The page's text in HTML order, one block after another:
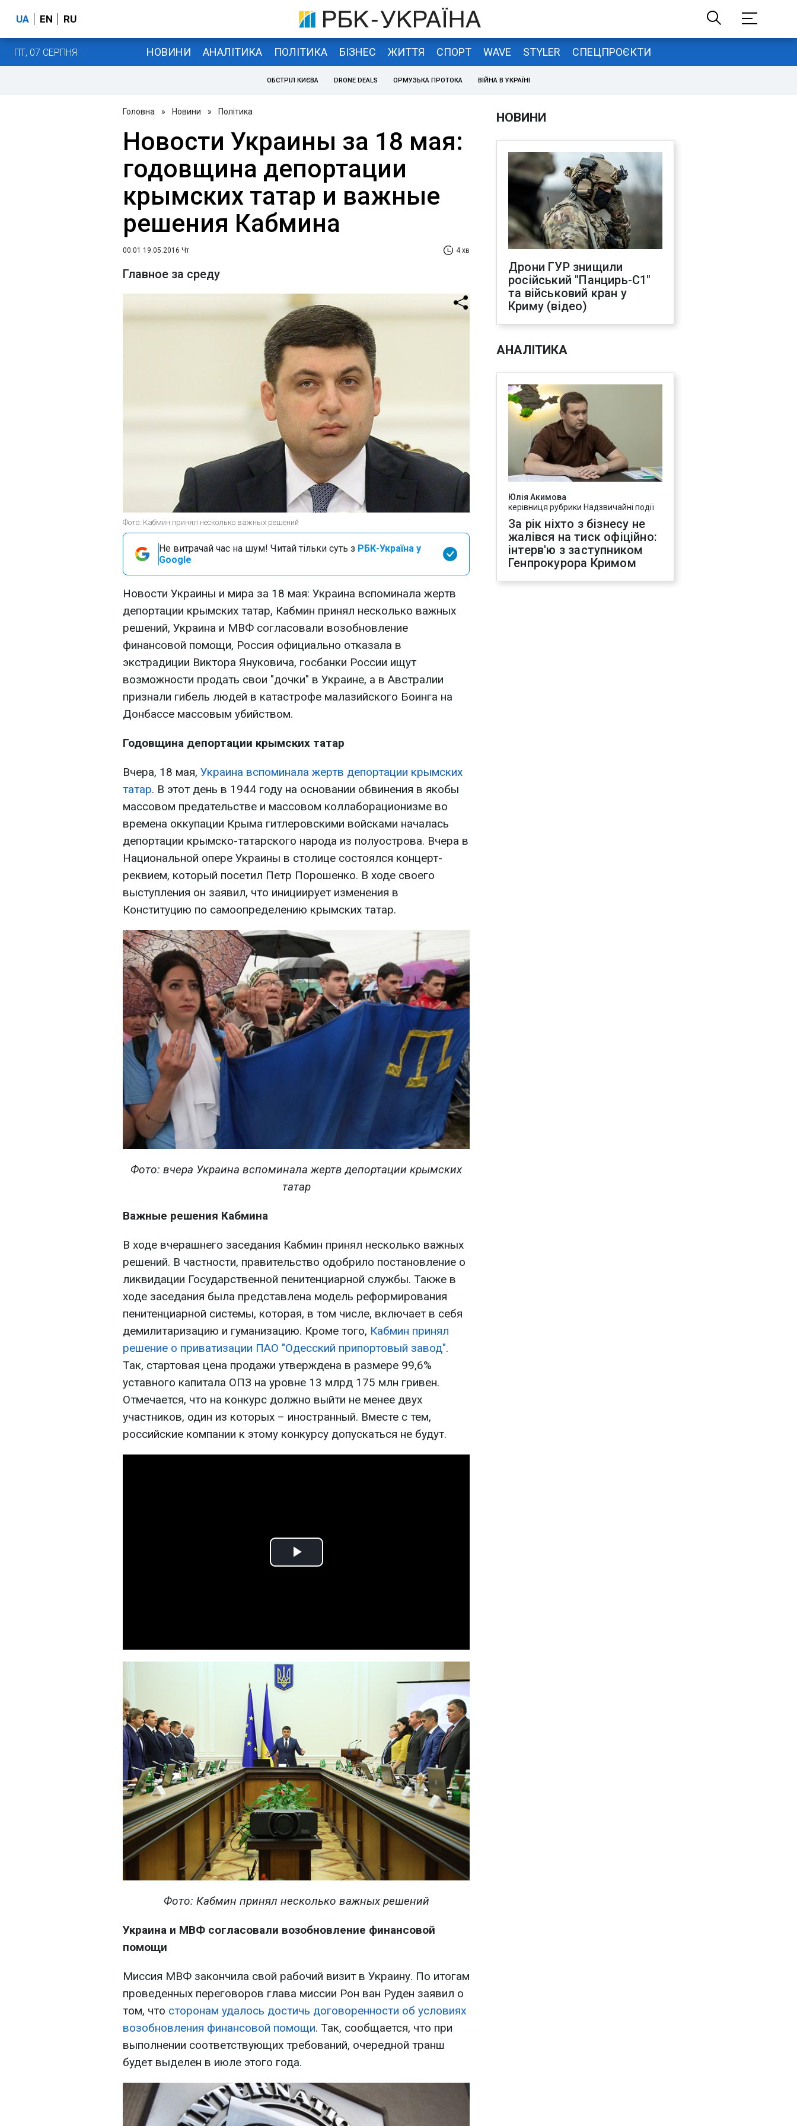
UA EN RU
ПТ, 07 СЕРПНЯ НОВИНИ АНАЛІТИКА ПОЛІТИКА БІЗНЕС ЖИТТЯ СПОРТ WAVE STYLER СПЕЦПРОЄКТИ
ОБСТРІЛ КИЄВА DRONE DEALS ОРМУЗЬКА ПРОТОКА ВІЙНА В УКРАЇНІ
Головна » Новини » Політика
Новости Украины за 18 мая:
годовщина депортации
крымских татар и важные
решения Кабмина
00:01 19.05.2016 Чт 4 хв
Главное за среду
Фото: Кабмин принял несколько важных решений
Не витрачай час на шум! Читай тільки суть з РБК-Україна у
Google
Новости Украины и мира за 18 мая: Украина вспоминала жертв
депортации крымских татар, Кабмин принял несколько важных
решений, Украина и МВФ согласовали возобновление
финансовой помощи, Россия официально отказала в
экстрадиции Виктора Януковича, госбанки России ищут
возможности продать свои "дочки" в Украине, а в Австралии
признали гибель людей в катастрофе малазийского Боинга на
Донбассе массовым убийством.
Годовщина депортации крымских татар
Вчера, 18 мая, Украина вспоминала жертв депортации крымских
татар. В этот день в 1944 году на основании обвинения в якобы
массовом предательстве и массовом коллаборационизме во
времена оккупации Крыма гитлеровскими войсками началась
депортации крымско-татарского народа из полуострова. Вчера в
Национальной опере Украины в столице состоялся концерт-
реквием, который посетил Петр Порошенко. В ходе своего
выступления он заявил, что инициирует изменения в
Конституцию по самоопределению крымских татар.
Фото: вчера Украина вспоминала жертв депортации крымских
татар
Важные решения Кабмина
В ходе вчерашнего заседания Кабмин принял несколько важных
решений. В частности, правительство одобрило постановление о
ликвидации Государственной пенитенциарной службы. Также в
ходе заседания была представлена модель реформирования
пенитенциарной системы, которая, в том числе, включает в себя
демилитаризацию и гуманизацию. Кроме того, Кабмин принял
решение о приватизации ПАО "Одесский припортовый завод".
Так, стартовая цена продажи утверждена в размере 99,6%
уставного капитала ОПЗ на уровне 13 млрд 175 млн гривен.
Отмечается, что на конкурс должно выйти не менее двух
участников, один из которых – иностранный. Вместе с тем,
российские компании к этому конкурсу допускаться не будут.
Play
Фото: Кабмин принял несколько важных решений
Украина и МВФ согласовали возобновление финансовой
помощи
Миссия МВФ закончила свой рабочий визит в Украину. По итогам
проведенных переговоров глава миссии Рон ван Руден заявил о
том, что сторонам удалось достичь договоренности об условиях
возобновления финансовой помощи. Так, сообщается, что при
выполнении соответствующих требований, очередной транш
будет выделен в июле этого года.
НОВИНИ
Дрони ГУР знищили
російський "Панцирь-С1"
та військовий кран у
Криму (відео)
АНАЛІТИКА
Юлія Акимова
керівниця рубрики Надзвичайні події
За рік ніхто з бізнесу не
жалівся на тиск офіційно:
інтерв'ю з заступником
Генпрокурора Кримом